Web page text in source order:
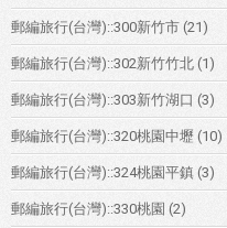
郵編旅行(台灣)::300新竹市 (21)
郵編旅行(台灣)::302新竹竹北 (1)
郵編旅行(台灣)::303新竹湖口 (3)
郵編旅行(台灣)::320桃園中壢 (10)
郵編旅行(台灣)::324桃園平鎮 (3)
郵編旅行(台灣)::330桃園 (2)